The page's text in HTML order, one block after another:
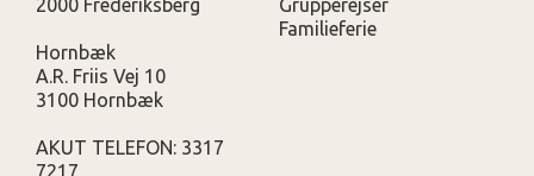
2000 Frederiksberg
Hornbæk
A.R. Friis Vej 10
3100 Hornbæk
AKUT TELEFON: 3317
7217
Grupperejser
Familieferie